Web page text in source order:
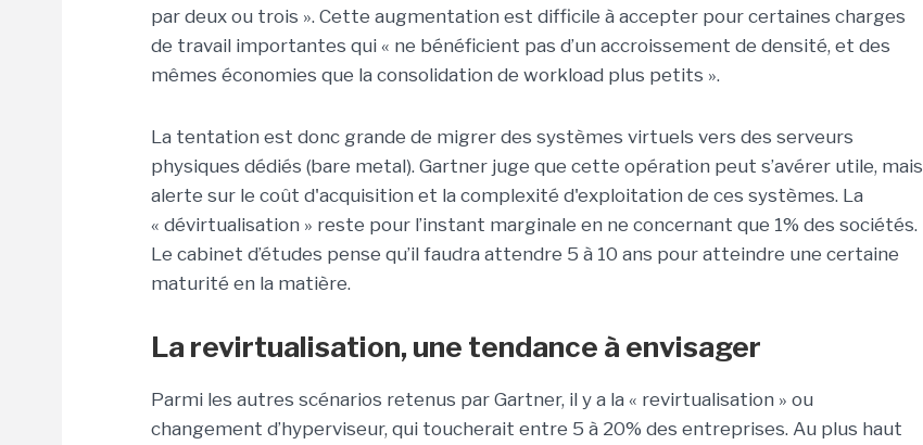
par deux ou trois ». Cette augmentation est difficile à accepter pour certaines charges
de travail importantes qui « ne bénéficient pas d’un accroissement de densité, et des
mêmes économies que la consolidation de workload plus petits ».
La tentation est donc grande de migrer des systèmes virtuels vers des serveurs
physiques dédiés (bare metal). Gartner juge que cette opération peut s’avérer utile, mais
alerte sur le coût d'acquisition et la complexité d'exploitation de ces systèmes. La
« dévirtualisation » reste pour l’instant marginale en ne concernant que 1% des sociétés.
Le cabinet d’études pense qu’il faudra attendre 5 à 10 ans pour atteindre une certaine
maturité en la matière.
La revirtualisation, une tendance à envisager
Parmi les autres scénarios retenus par Gartner, il y a la « revirtualisation » ou
changement d’hyperviseur, qui toucherait entre 5 à 20% des entreprises. Au plus haut